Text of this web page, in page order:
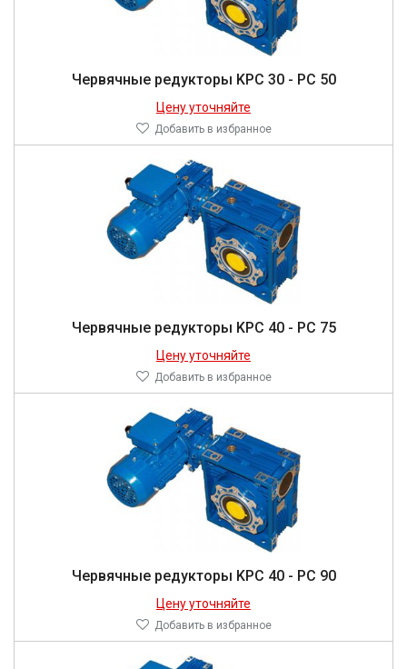
Червячные редукторы KPC 30 - PC 50
Цену уточняйте
Добавить в избранное
Червячные редукторы KPC 40 - PC 75
Цену уточняйте
Добавить в избранное
Червячные редукторы KPC 40 - PC 90
Цену уточняйте
Добавить в избранное